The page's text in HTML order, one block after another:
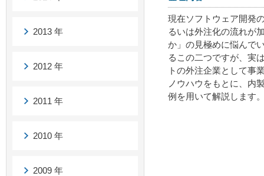
現在ソフトウェア開発
るいは外注化の流れが
か」の見極めに悩んで
るこの二つですが、実
トの外注企業として事
ノウハウをもとに、内
例を用いて解説します
2013 年
2012 年
2011 年
2010 年
2009 年